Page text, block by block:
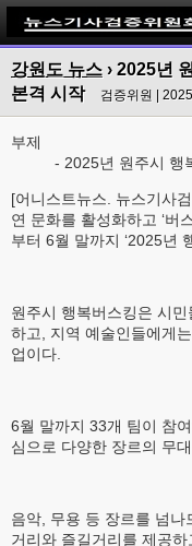
강원도 뉴스 › 2025년
본격 시작
검증위원 |
부제
- 2025년 원주시 행
[어니스트뉴스. 뉴스기사
연 문화를 활성화하고 ‘버
부터 6월 말까지 ‘2025년
원주시 행복버스킹은 시
하고, 지역 예술인들에게
업이다.
6월 말까지 33개 팀이 참
심으로 다양한 장르의 무
음악, 무용 등 장르를 넘
거리와 즐길거리를 제공